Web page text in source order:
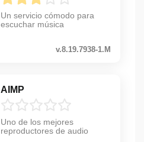
Un servicio cómodo para
escuchar música
v.8.19.7938-1.M
AIMP
Uno de los mejores
reproductores de audio